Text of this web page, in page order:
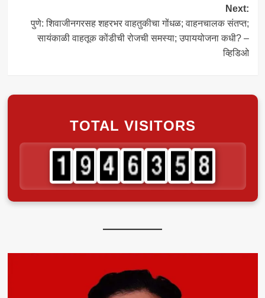
Next:
पुणे: शिवाजीनगरसह शहरभर वाहतुकीचा गोंधळ; वाहनचालक संतप्त;
सायंकाळी वाहतूक कोंडीची रोजची समस्या; उपाययोजना कधी? –
व्हिडिओ
TOTAL VISITORS